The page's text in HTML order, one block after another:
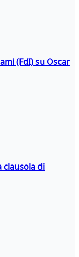
(FdI) su Oscar
clausola di